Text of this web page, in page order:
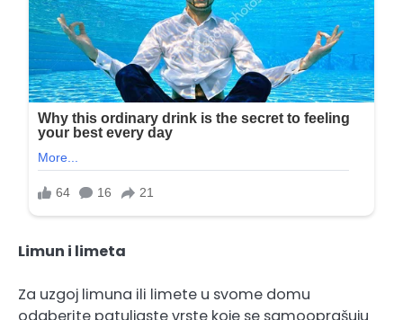
Limun i limeta
Za uzgoj limuna ili limete u svome domu